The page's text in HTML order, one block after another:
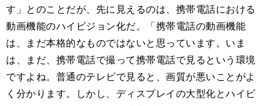
す」とのことだが、先に見えるのは、携帯電話における
動画機能のハイビジョン化だ。「携帯電話の動画機能
は、まだ本格的なものではないと思っています。いま
は、まだ、携帯電話で撮って携帯電話で見るという環境
ですよね。普通のテレビで見ると、画質が悪いことがよ
く分かります。しかし、ディスプレイの大型化とハイビ